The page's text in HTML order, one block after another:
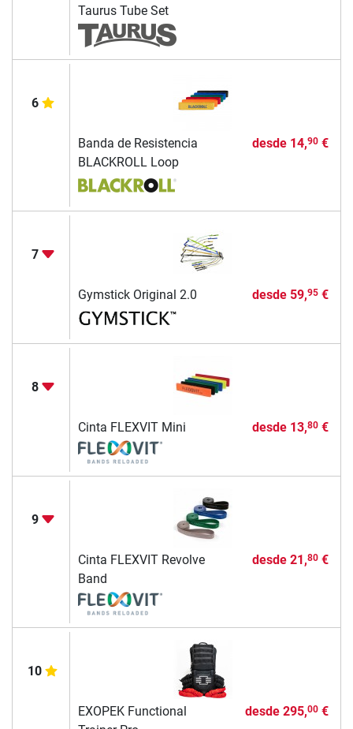
Taurus Tube Set
6
Banda de Resistencia
BLACKROLL Loop
desde 14,90€
7
Gymstick Original 2.0 desde 59,95€
8
Cinta FLEXVIT Mini desde 13,80€
9
Cinta FLEXVIT Revolve
Band
desde 21,80€
10
EXOPEK Functional
desde 295,00€